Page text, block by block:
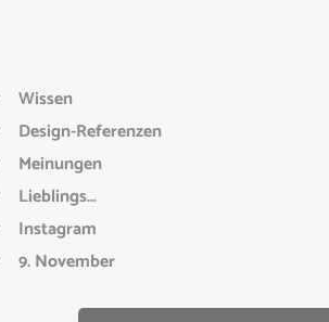
Wissen
Design-Referenzen
Meinungen
Lieblings…
Instagram
9. November